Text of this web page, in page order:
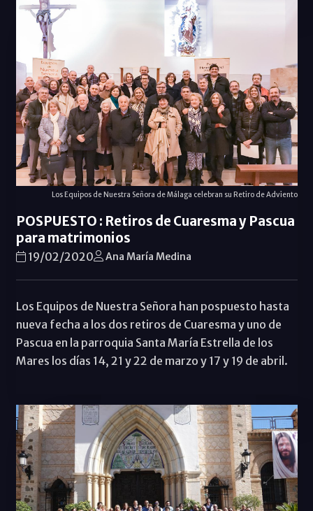
Los Equipos de Nuestra Señora de Málaga celebran su Retiro de Adviento
POSPUESTO : Retiros de Cuaresma y Pascua
para matrimonios
19/02/2020 Ana María Medina
Los Equipos de Nuestra Señora han pospuesto hasta
nueva fecha a los dos retiros de Cuaresma y uno de
Pascua en la parroquia Santa María Estrella de los
Mares los días 14, 21 y 22 de marzo y 17 y 19 de abril.